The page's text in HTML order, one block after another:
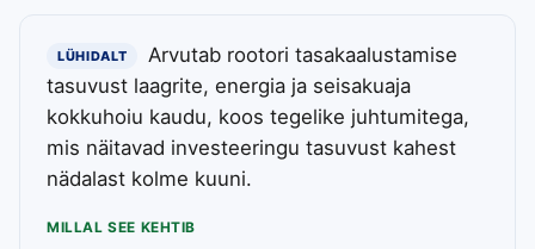
LÜHIDALT
Arvutab rootori tasakaalustamise
tasuvust laagrite, energia ja seisakuaja
kokkuhoiu kaudu, koos tegelike juhtumitega,
mis näitavad investeeringu tasuvust kahest
nädalast kolme kuuni.
MILLAL SEE KEHTIB